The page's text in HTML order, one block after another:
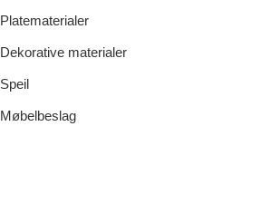
Platematerialer
Dekorative materialer
Speil
Møbelbeslag